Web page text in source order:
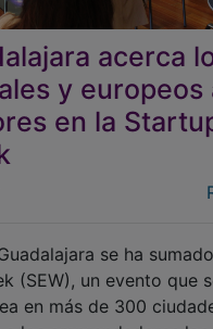
acerca los
y europeos
en la
(SEW), un evento que
en más de 300
los emprendedores los